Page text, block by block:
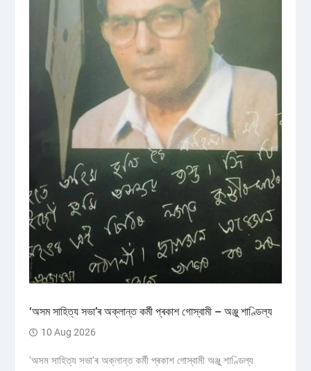
‘অসম সাহিত্য সভা’ৰ অক্লান্ত কৰ্মী প্ৰকাশ গোস্বামী – অঞ্জু শাণ্ডিল্য
10 Aug 2026
'অসম সাহিত্য সভা'ৰ অক্লান্ত কৰ্মী প্ৰকাশ গোস্বামী অঞ্জু শাণ্ডিল্য